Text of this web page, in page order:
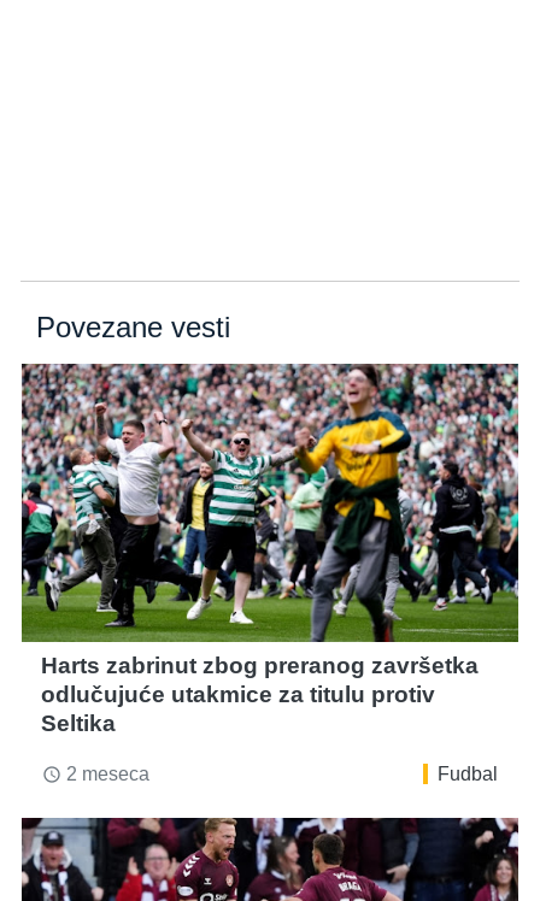
Povezane vesti
Harts zabrinut zbog preranog završetka
odlučujuće utakmice za titulu protiv
Seltika
access_time 2 meseca Fudbal